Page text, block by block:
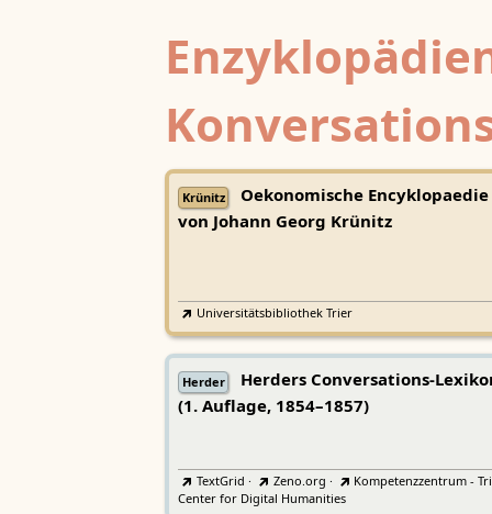
Krünitz
Oekonomische Encyklopaedie
von Johann Georg Krünitz
Universitätsbibliothek Trier
Herder
Herders Conversations-
(1. Auflage, 1854–1857)
TextGrid · Zeno.org ·
Kompetenzzentrum -
Center for Digital Humanities